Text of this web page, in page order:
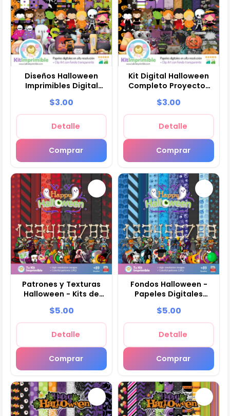
Diseños Halloween
Imprimibles Digital
$3.00
Detalle
Comprar
Kit Digital Halloween
Completo Proyectos
$3.00
Detalle
Comprar
Patrones y Texturas
Halloween - Kits de
$5.00
Detalle
Comprar
Fondos Halloween -
Papeles Digitales
$5.00
Detalle
Comprar